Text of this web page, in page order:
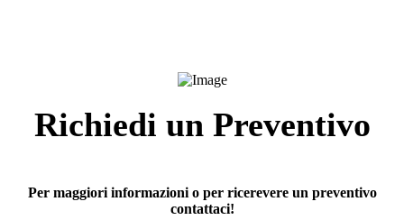
Richiedi un Preventivo
Per maggiori informazioni o per ricerevere un preventivo
contattaci!